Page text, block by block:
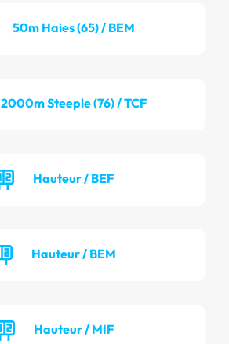
50m Haies (65) / BEM
2000m Steeple (76) / TCF
Hauteur / BEF
Hauteur / BEM
Hauteur / MIF